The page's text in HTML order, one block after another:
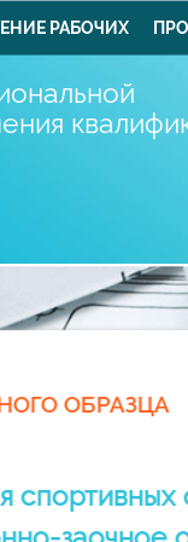
РАБОЧИХ
ОБРАЗЦА
спортивных